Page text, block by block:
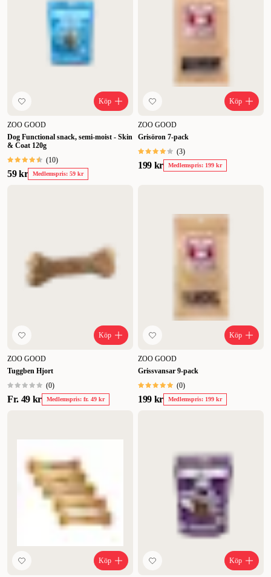
Köp
ZOO GOOD
Dog Functional snack, semi-moist - Skin
& Coat 120g
(10)
59 kr Medlemspris: 59 kr
Köp
ZOO GOOD
Grisöron 7-pack
(3)
199 kr Medlemspris: 199 kr
Köp
ZOO GOOD
Tuggben Hjort
(0)
Fr. 49 kr Medlemspris: fr. 49 kr
Köp
ZOO GOOD
Grissvansar 9-pack
(0)
199 kr Medlemspris: 199 kr
Köp Köp